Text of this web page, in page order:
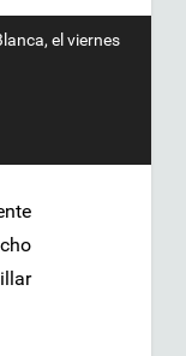
el viernes